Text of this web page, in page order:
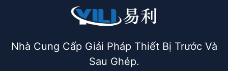
Nhà Cung Cấp Giải Pháp Thiết Bị Trước Và
Sau Ghép.